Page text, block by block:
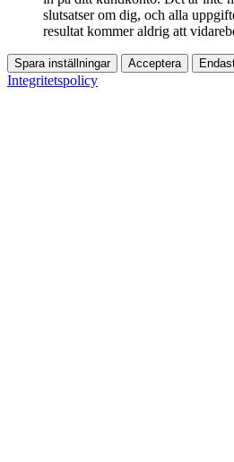
slutsatser om dig, och alla
resultat kommer aldrig att
Spara inställningar Acceptera
Integritetspolicy